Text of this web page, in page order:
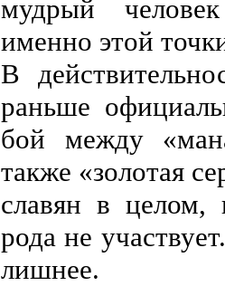
мудрый
именно этой
В
раньше
бой между
также «золотая
славян в целом,
рода не
лишнее.